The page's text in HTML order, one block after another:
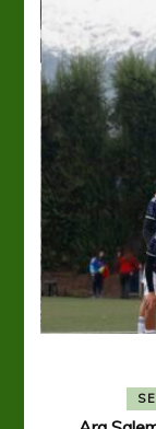
FÚTBOL
Ajustada